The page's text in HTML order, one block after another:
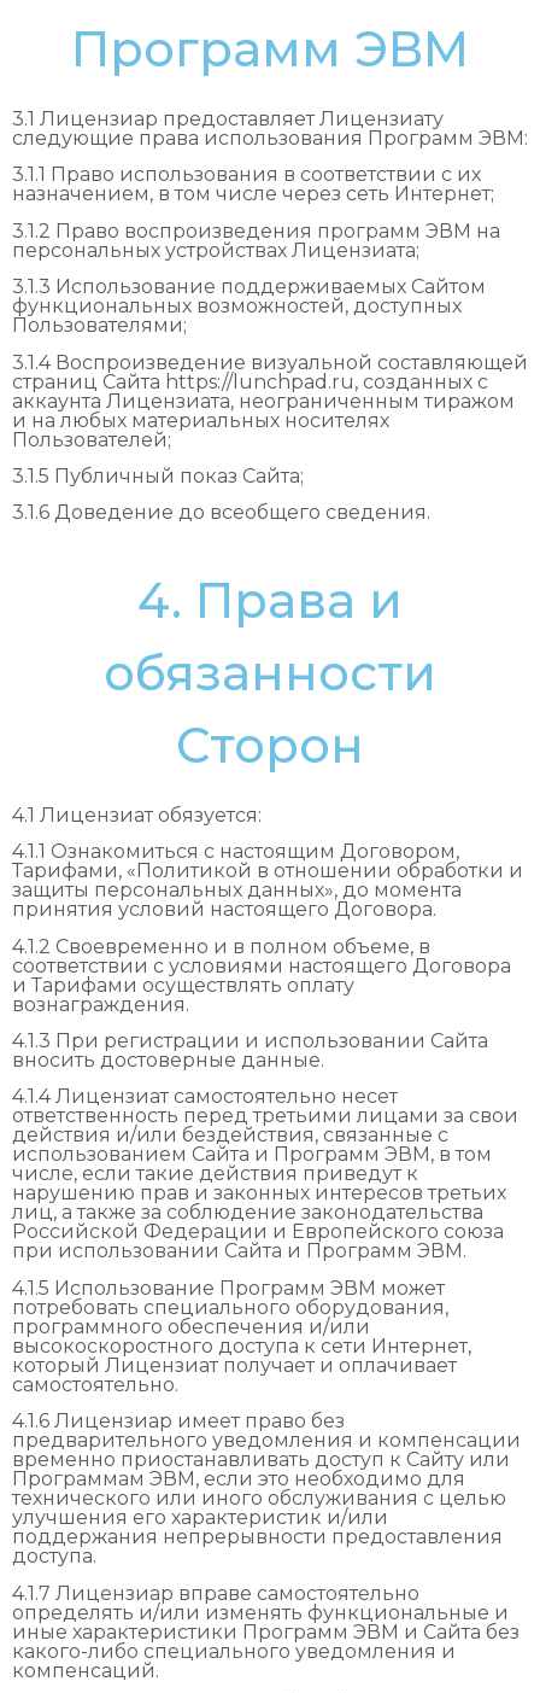
Программ ЭВМ
3.1 Лицензиар предоставляет Лицензиату
следующие права использования Программ ЭВМ:
3.1.1 Право использования в соответствии с их
назначением, в том числе через сеть Интернет;
3.1.2 Право воспроизведения программ ЭВМ на
персональных устройствах Лицензиата;
3.1.3 Использование поддерживаемых Сайтом
функциональных возможностей, доступных
Пользователями;
3.1.4 Воспроизведение визуальной составляющей
страниц Сайта https://lunchpad.ru, созданных с
аккаунта Лицензиата, неограниченным тиражом
и на любых материальных носителях
Пользователей;
3.1.5 Публичный показ Сайта;
3.1.6 Доведение до всеобщего сведения.
4. Права и
обязанности
Сторон
4.1 Лицензиат обязуется:
4.1.1 Ознакомиться с настоящим Договором,
Тарифами, «Политикой в отношении обработки и
защиты персональных данных», до момента
принятия условий настоящего Договора.
4.1.2 Своевременно и в полном объеме, в
соответствии с условиями настоящего Договора
и Тарифами осуществлять оплату
вознаграждения.
4.1.3 При регистрации и использовании Сайта
вносить достоверные данные.
4.1.4 Лицензиат самостоятельно несет
ответственность перед третьими лицами за свои
действия и/или бездействия, связанные с
использованием Сайта и Программ ЭВМ, в том
числе, если такие действия приведут к
нарушению прав и законных интересов третьих
лиц, а также за соблюдение законодательства
Российской Федерации и Европейского союза
при использовании Сайта и Программ ЭВМ.
4.1.5 Использование Программ ЭВМ может
потребовать специального оборудования,
программного обеспечения и/или
высокоскоростного доступа к сети Интернет,
который Лицензиат получает и оплачивает
самостоятельно.
4.1.6 Лицензиар имеет право без
предварительного уведомления и компенсации
временно приостанавливать доступ к Сайту или
Программам ЭВМ, если это необходимо для
технического или иного обслуживания с целью
улучшения его характеристик и/или
поддержания непрерывности предоставления
доступа.
4.1.7 Лицензиар вправе самостоятельно
определять и/или изменять функциональные и
иные характеристики Программ ЭВМ и Сайта без
какого-либо специального уведомления и
компенсаций.